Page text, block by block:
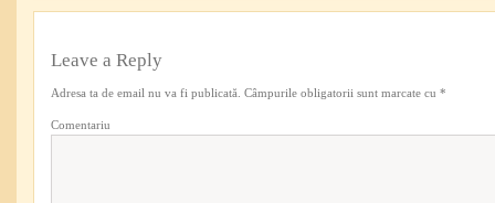
Leave a Reply
Adresa ta de email nu va fi publicată. Câmpurile obligatorii sunt marcate cu *
Comentariu